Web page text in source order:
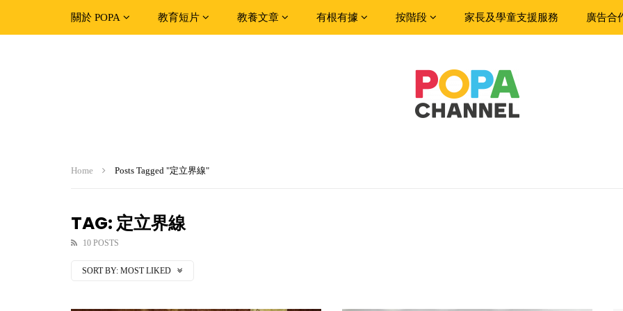
關於 POPA 教育短片 教養文章 有根有據 按階段 家長及學童支援服務 廣告合
Home Posts Tagged "定立界線"
TAG: 定立界線
10 POSTS
SORT BY: MOST LIKED